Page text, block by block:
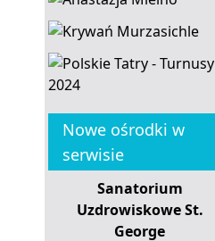
Nowe ośrodki w
serwisie
Sanatorium
Uzdrowiskowe St.
George